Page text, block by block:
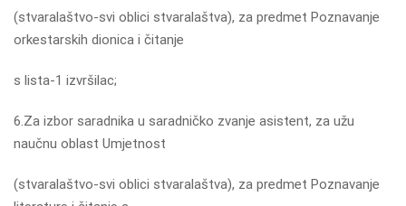
(stvaralaštvo-svi oblici stvaralaštva), za predmet Poznavanje
orkestarskih dionica i čitanje
s lista-1 izvršilac;
6.Za izbor saradnika u saradničko zvanje asistent, za užu
naučnu oblast Umjetnost
(stvaralaštvo-svi oblici stvaralaštva), za predmet Poznavanje